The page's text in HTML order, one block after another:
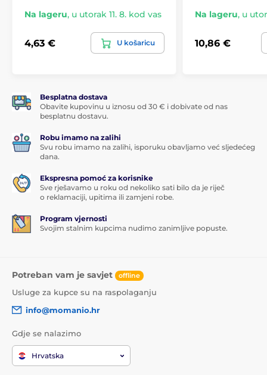
Na lageru, u utorak 11. 8. kod vas
4,63 € U košaricu
Na lageru, u
10,86 €
Besplatna dostava
Obavite kupovinu u iznosu od 30 € i dobivate od nas
besplatnu dostavu.
Robu imamo na zalihi
Svu robu imamo na zalihi, isporuku obavljamo već sljedećeg
dana.
Ekspresna pomoć za korisnike
Sve rješavamo u roku od nekoliko sati bilo da je riječ
o reklamaciji, upitima ili zamjeni robe.
Program vjernosti
Svojim stalnim kupcima nudimo zanimljive popuste.
Potreban vam je savjet offline
Usluge za kupce su na raspolaganju
info@momanio.hr
Gdje se nalazimo
Hrvatska